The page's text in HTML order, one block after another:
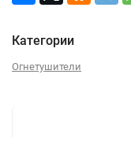
Категории
Огнетушители